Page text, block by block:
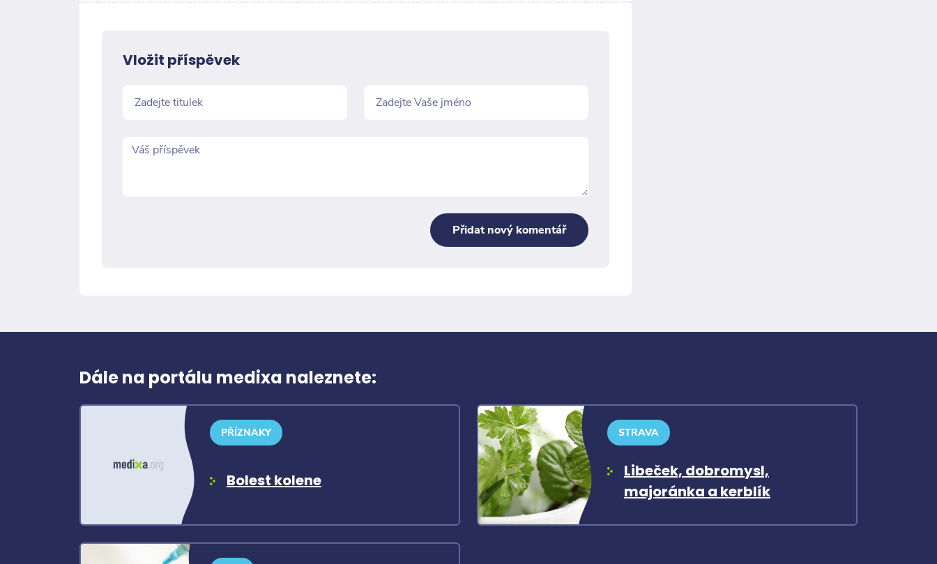
Vložit příspěvek
Přidat nový komentář
Dále na portálu medixa naleznete:
PŘÍZNAKY
Bolest kolene
STRAVA
Libeček, dobromysl,
majoránka a kerblík